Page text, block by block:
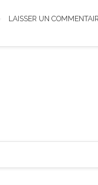
LAISSER UN